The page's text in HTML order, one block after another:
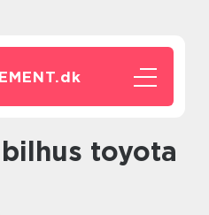
dk
bilhus toyota